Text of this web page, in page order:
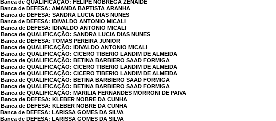
Banca de QUALIFICAÇÃO: FELIPE NOBREGA ZENAIDE
Banca de DEFESA: AMANDA BAPTISTA ARANHA
Banca de DEFESA: SANDRA LUCIA DIAS NUNES
Banca de DEFESA: IDIVALDO ANTONIO MICALI
Banca de DEFESA: IDIVALDO ANTONIO MICALI
Banca de QUALIFICAÇÃO: SANDRA LUCIA DIAS NUNES
Banca de DEFESA: TOMAS PEREIRA JUNIOR
Banca de QUALIFICAÇÃO: IDIVALDO ANTONIO MICALI
Banca de QUALIFICAÇÃO: CICERO TIBERIO LANDIM DE ALMEIDA
Banca de QUALIFICAÇÃO: BETINA BARBIERO SAAD FORMIGA
Banca de QUALIFICAÇÃO: CICERO TIBERIO LANDIM DE ALMEIDA
Banca de QUALIFICAÇÃO: CICERO TIBERIO LANDIM DE ALMEIDA
Banca de QUALIFICAÇÃO: BETINA BARBIERO SAAD FORMIGA
Banca de QUALIFICAÇÃO: BETINA BARBIERO SAAD FORMIGA
Banca de QUALIFICAÇÃO: MARILIA FERNANDES MORRONI DE PAIVA
Banca de DEFESA: KLEBER NOBRE DA CUNHA
Banca de DEFESA: KLEBER NOBRE DA CUNHA
Banca de DEFESA: LARISSA GOMES DA SILVA
Banca de DEFESA: LARISSA GOMES DA SILVA